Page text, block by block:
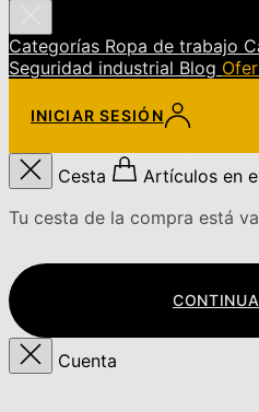
Categorías Ropa de trabajo
Seguridad industrial Blog
INICIAR SESIÓN
Cesta
Artículos en
Tu cesta de la compra está
Cuenta